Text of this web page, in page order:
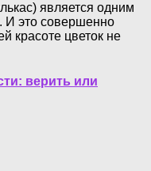
является одним
И это совершенно
красоте цветок не
верить или